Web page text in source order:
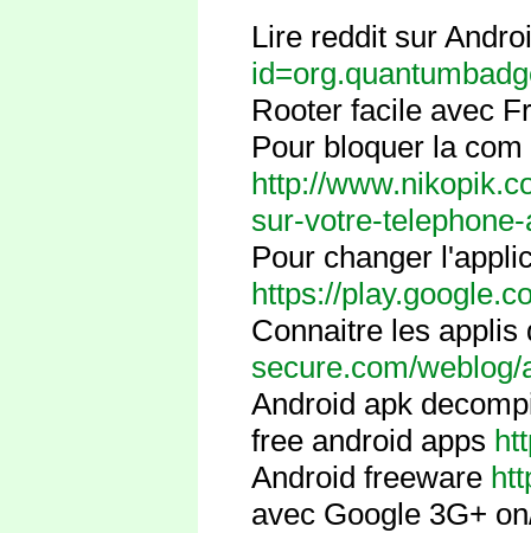
Lire reddit sur
Rooter facile avec
Pour bloquer la
http://
sur-votre-
Pour changer
https://
Connaitre les
secure.com/
Android apk
free android apps
Android freeware
avec Google 3G+